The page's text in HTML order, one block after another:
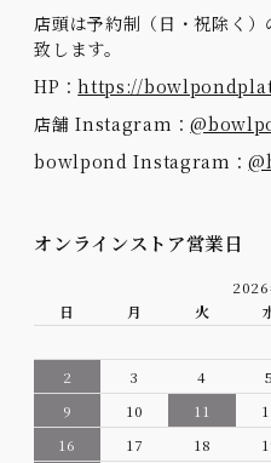
店頭は予約制（日・祝除く
致します。
HP：https://
店舗 Instagram：
bowlpond Instagram：
オンラインストア営業日
日
月 火
2
3 4 5
9
10 11
16
17 18